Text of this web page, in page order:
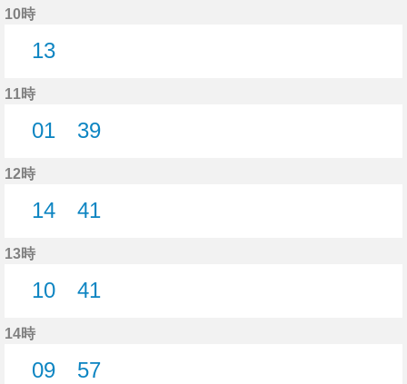
10時
13
11時
01
39
12時
14
41
13時
10
41
14時
09
57